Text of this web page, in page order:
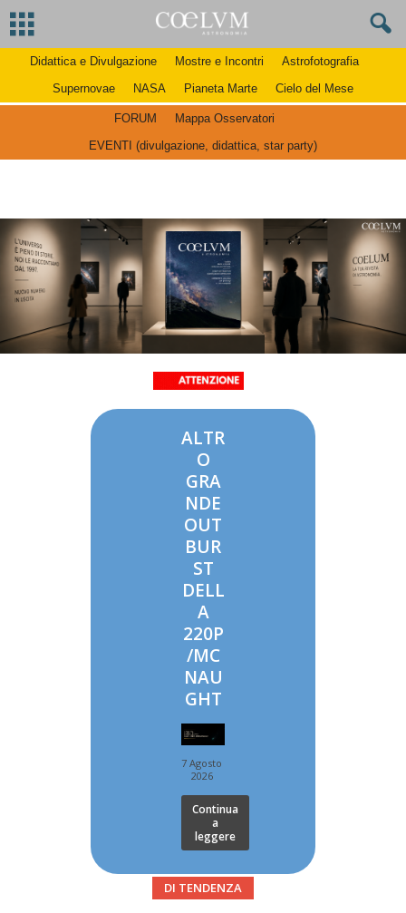
Didattica e Divulgazione Mostre e Incontri
Astrofotografia
Supernovae
NASA Pianeta Marte Cielo del Mese
FORUM
Mappa Osservatori
EVENTI (divulgazione, didattica, star party)
ALTR
O
GRA
NDE
OUT
BUR
ST
DELL
A
220P
/MC
NAU
GHT
7 Agosto
2026
Continua
a
leggere
DI TENDENZA